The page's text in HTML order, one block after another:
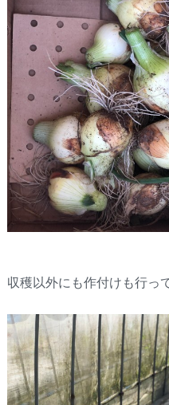
収穫以外にも作付けも行っ